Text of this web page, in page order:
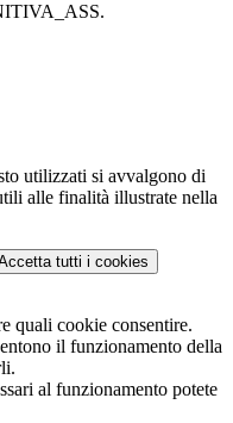
utilizzati si avvalgono di
alle finalità illustrate nella
tutti i cookies
quali cookie consentire.
il funzionamento della
al funzionamento potete